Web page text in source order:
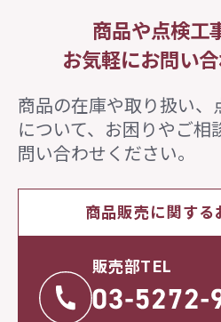
商品や点検工
お気軽にお問い
商品の在庫や取り扱い、
について、 お困りやご相
問い合わせください。
商品販売に関する
販売部TEL